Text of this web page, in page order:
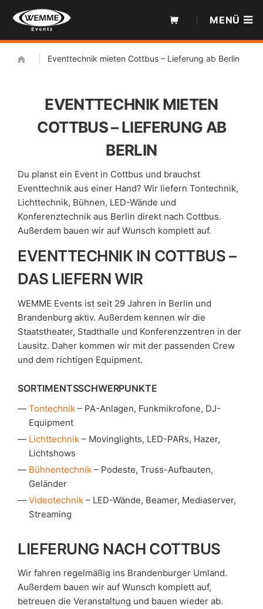
Inhalt
MENÜ
Eventtechnik mieten Cottbus – Lieferung ab Berlin
EVENTTECHNIK MIETEN
COTTBUS – LIEFERUNG AB
BERLIN
Du planst ein Event in Cottbus und brauchst
Eventtechnik aus einer Hand? Wir liefern Tontechnik,
Lichttechnik, Bühnen, LED-Wände und
Konferenztechnik aus Berlin direkt nach Cottbus.
Außerdem bauen wir auf Wunsch komplett auf.
EVENTTECHNIK IN COTTBUS –
DAS LIEFERN WIR
WEMME Events ist seit 29 Jahren in Berlin und
Brandenburg aktiv. Außerdem kennen wir die
Staatstheater, Stadthalle und Konferenzzentren in der
Lausitz. Daher kommen wir mit der passenden Crew
und dem richtigen Equipment.
SORTIMENTSSCHWERPUNKTE
Tontechnik – PA-Anlagen, Funkmikrofone, DJ-
Equipment
Lichttechnik – Movinglights, LED-PARs, Hazer,
Lichtshows
Bühnentechnik – Podeste, Truss-Aufbauten,
Geländer
Videotechnik – LED-Wände, Beamer, Mediaserver,
Streaming
LIEFERUNG NACH COTTBUS
Wir fahren regelmäßig ins Brandenburger Umland.
Außerdem bauen wir auf Wunsch komplett auf,
betreuen die Veranstaltung und bauen wieder ab.